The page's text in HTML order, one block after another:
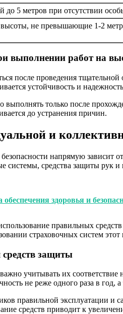
до 5 метров при отсутствии
не превышающие 1-2
выполнении работ на
после проведения тщательной
устойчивость и
выполнять только после
до устранения причин.
и
напрямую зависит
системы, средства защиты рук
обеспечения здоровья и
правильных
страховочных систем этот
защиты
учитывать их
не реже одного раза в год,
правильной эксплуатации и
средств приводит к